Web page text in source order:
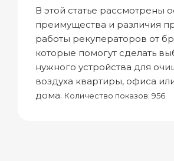
В этой статье рассмотрены
преимущества и различия
работы рекуператоров от
которые помогут сделать
нужного устройства для
воздуха квартиры, офиса
дома. Количество показов: 956